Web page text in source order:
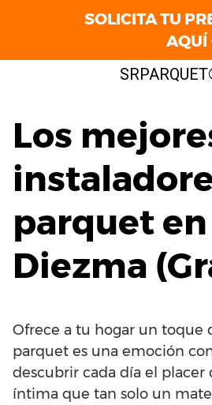
Los
parquet en
Diezma
Ofrece a tu hogar un toque
parquet es una emoción
descubrir cada día el placer
íntima que tan solo un
SOLICITA TU